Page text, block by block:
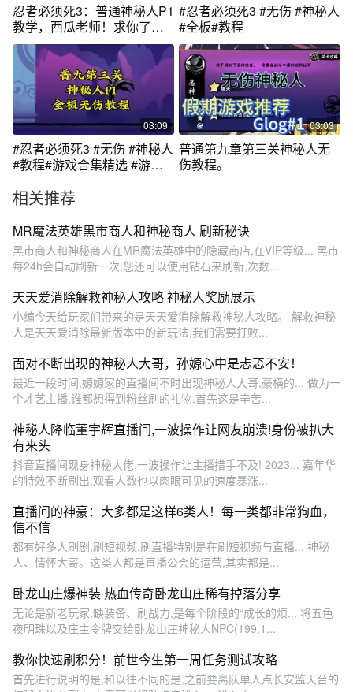
忍者必须死3：普通神秘人P1
教学，西瓜老师！求你了，
让我过吧！
#忍者必须死3 #无伤 #神秘人
#全板#教程
03:09
#忍者必须死3 #无伤 #神秘人
#教程#游戏合集精选 #游戏
03:03
普通第九章第三关神秘人无
伤教程。
相关推荐
MR魔法英雄黑市商人和神秘商人 刷新秘诀
黑市商人和神秘商人在MR魔法英雄中的隐藏商店,在VIP等级... 黑市
每24h会自动刷新一次,您还可以使用钻石来刷新,次数...
天天爱消除解救神秘人攻略 神秘人奖励展示
小编今天给玩家们带来的是天天爱消除解救神秘人攻略。 解救神秘
人是天天爱消除最新版本中的新玩法,我们需要打败...
面对不断出现的神秘人大哥，孙嫄心中是忐忑不安！
最近一段时间,嫄嫄家的直播间不时出现神秘人大哥,豪横的... 做为一
个才艺主播,谁都想得到粉丝刷的礼物,首先这是辛苦...
神秘人降临董宇辉直播间,一波操作让网友崩溃!身份被扒大
有来头
抖音直播间现身神秘大佬,一波操作让主播措手不及! 2023... 嘉年华
的特效不断刷出,观看人数也以肉眼可见的速度暴涨...
直播间的神豪：大多都是这样6类人！每一类都非常狗血，
信不信
都有好多人刷剧,刷短视频,刷直播特别是在刷短视频与直播... 神秘
人、情怀大哥。这类人都是直播公会的运营,其实都是...
卧龙山庄爆神装 热血传奇卧龙山庄稀有掉落分享
无论是新老玩家,缺装备、刷战力,是每个阶段的“成长的烦... 将五色
夜明珠以及庄主令牌交给卧龙山庄神秘人NPC(199,1...
教你快速刷积分！前世今生第一周任务测试攻略
首先进行说明的是,和以往不同的是,之前要离队单人点长安监天台的